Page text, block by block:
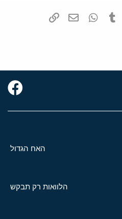
Pinterest
Tumblr
WhatsAppדואר אלקטרוני
האח הגדול
הלוואות רק תבקש